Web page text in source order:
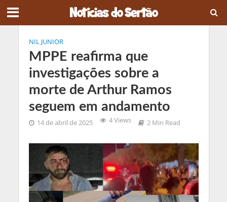
NIL JUNIOR
MPPE reafirma que
investigações sobre a
morte de Arthur Ramos
seguem em andamento
14 de abril de 2025 4 Views 2 Min Read